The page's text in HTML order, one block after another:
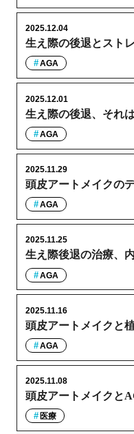
生え際の後退とスト
2025.12.04
AGA
生え際の後退、それ
2025.12.01
AGA
頭皮アートメイクの
2025.11.29
AGA
生え際後退の治療、
2025.11.25
AGA
頭皮アートメイクと
2025.11.16
AGA
頭皮アートメイクと
2025.11.08
医療